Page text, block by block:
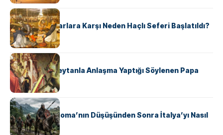
KÜLTÜR
Avrupalı ​​Katharlara Karşı Neden Haçlı Seferi Başlatıldı?
KÜLTÜR
II. Silvester: Şeytanla Anlaşma Yaptığı Söylenen Papa
KÜLTÜR
Ostrogotlar Roma’nın Düşüşünden Sonra İtalya’yı Nasıl
Ele Geçirdi?